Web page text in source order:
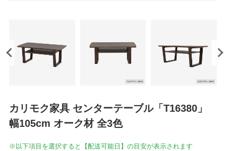
カリモク家具 センターテーブル「T16380」
幅105cm オーク材 全3色
※以下項目を選択すると【配送可能日】の目安が表示されます